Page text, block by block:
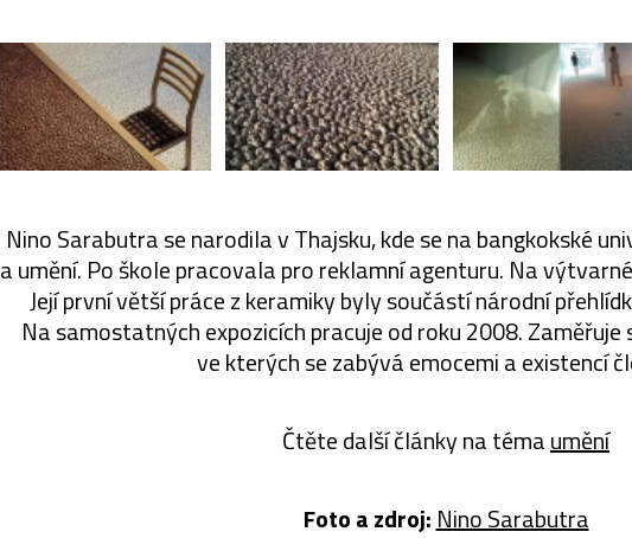
Nino Sarabutra se narodila v Thajsku, kde se na bangkokské
a umění. Po škole pracovala pro reklamní agenturu. Na
Její první větší práce z keramiky byly součástí národní
Na samostatných expozicích pracuje od roku 2008.
ve kterých se zabývá emocemi a existencí
Čtěte další články na témaumění
Foto a zdroj: Nino Sarabutra